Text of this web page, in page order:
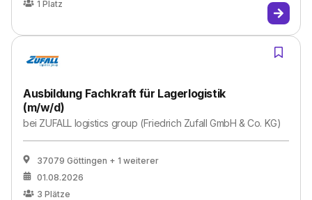
1 Platz
Ausbildung Fachkraft für Lagerlogistik
(m/w/d)
bei ZUFALL logistics group (Friedrich Zufall GmbH & Co. KG)
37079 Göttingen + 1 weiterer
01.08.2026
3 Plätze